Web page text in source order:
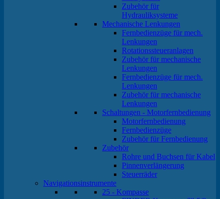
Zubehör für
Hydrauliksysteme
Mechanische Lenkungen
Fernbedienzüge für mech.
Lenkungen
Rotationssteueranlagen
Zubehör für mechanische
Lenkungen
Fernbedienzüge für mech.
Lenkungen
Zubehör für mechanische
Lenkungen
Schaltungen - Motorfernbedienung
Motorfernbedienung
Fernbedienzüge
Zubehör für Fernbedienung
Zubehör
Rohre und Buchsen für Kabel
Pinnenverlängerung
Steuerräder
Navigationsinstrumente
25 - Kompasse